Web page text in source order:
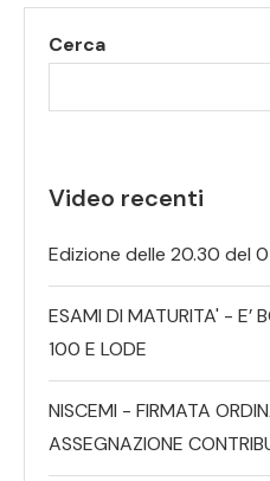
Cerca
Video recenti
Edizione delle 20.30 del
ESAMI DI MATURITA' - E’
100 E LODE
NISCEMI - FIRMATA
ASSEGNAZIONE